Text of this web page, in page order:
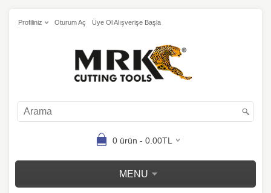
Profiliniz Oturum Aç Üye Ol Alışverişe Başla
0 ürün - 0.00TL
MENU